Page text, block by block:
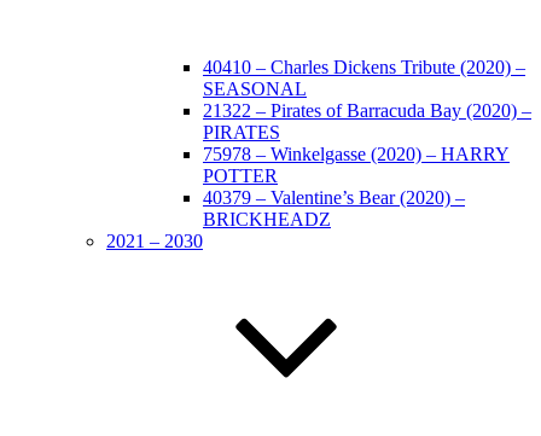
40410 – Charles Dickens Tribute (2020) –
SEASONAL
21322 – Pirates of Barracuda Bay (2020) –
PIRATES
75978 – Winkelgasse (2020) – HARRY
POTTER
40379 – Valentine’s Bear (2020) –
BRICKHEADZ
2021 – 2030